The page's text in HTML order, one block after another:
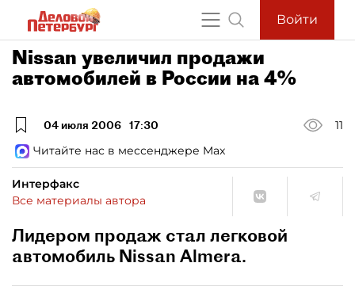
Войти
Nissan увеличил продажи
автомобилей в России на 4%
04 июля 2006 17:30
11
Читайте нас в мессенджере Max
Интерфакс
Все материалы автора
Лидером продаж стал легковой
автомобиль Nissan Almera.